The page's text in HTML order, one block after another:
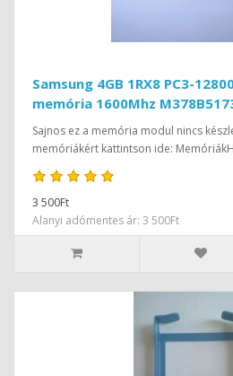
Samsung 4GB 1RX8 PC3-
memória 1600Mhz
Sajnos ez a memória modul nincs
memóriákért kattintson ide:
3 500Ft
Alanyi adómentes ár: 3 500Ft